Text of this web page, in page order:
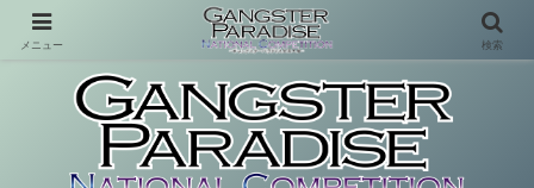
これまで存在しなかった体験型コンテンツ
メニュー 検索